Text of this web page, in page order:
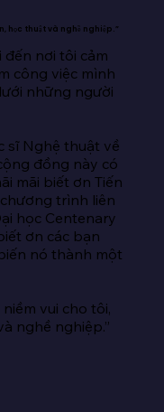
học thuật và nghề nghiệp.”
đến nơi tôi cảm
công việc mình
những người
sĩ Nghệ thuật về
đồng này có
mãi biết ơn Tiến
trình liên
học Centenary
ơn các bạn
nó thành một
vui cho tôi,
nghề nghiệp.”